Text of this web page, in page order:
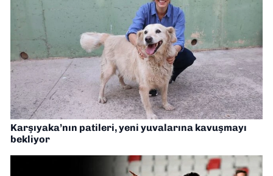
Karşıyaka’nın patileri, yeni yuvalarına kavuşmayı
bekliyor